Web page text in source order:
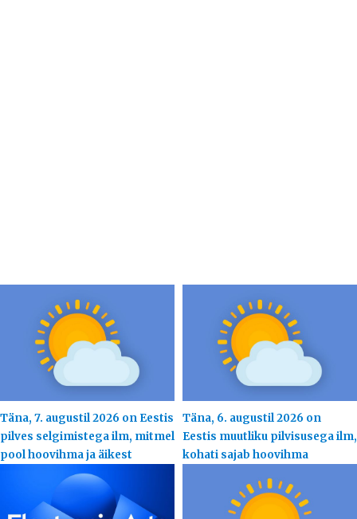
Täna, 7. augustil 2026 on Eestis
pilves selgimistega ilm, mitmel
pool hoovihma ja äikest
Täna, 6. augustil 2026 on
Eestis muutliku pilvisusega ilm,
kohati sajab hoovihma